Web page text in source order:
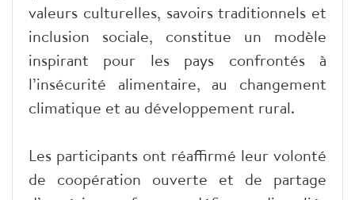
valeurs culturelles, savoirs traditionnels et
inclusion sociale, constitue un modèle
inspirant pour les pays confrontés à
l’insécurité alimentaire, au changement
climatique et au développement rural.
Les participants ont réaffirmé leur volonté
de coopération ouverte et de partage